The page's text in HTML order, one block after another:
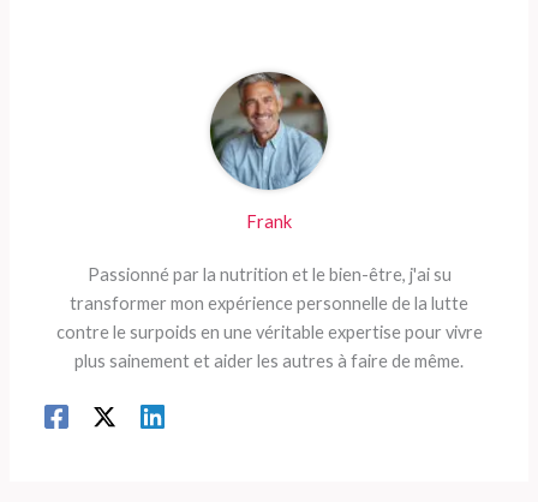
Frank
Passionné par la nutrition et le bien-être, j'ai su
transformer mon expérience personnelle de la lutte
contre le surpoids en une véritable expertise pour vivre
plus sainement et aider les autres à faire de même.